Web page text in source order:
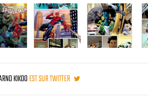
KIKOOEST SUR TWITTER